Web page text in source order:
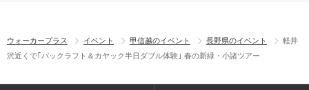
ウォーカープラス イベント 甲信越のイベント 長野県のイベント
軽井
沢近くで｢パックラフト＆カヤック半日ダブル体験｣ 春の新緑・小諸ツアー